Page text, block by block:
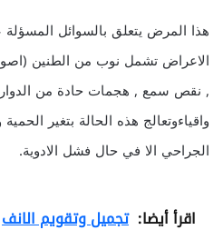
هذا المرض يتعلق بالسوائل
الاعراض تشمل نوب من الطنين
, نقص سمع , هجمات حادة من الدوار
واقياءوتعالج هذه الحالة بتغير
الجراحي الا في حال فشل الادوية.
اقرأ أيضا: تجميل وتقويم الانف